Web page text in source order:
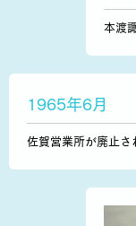
本渡
1965年6月
佐賀営業所が廃止さ